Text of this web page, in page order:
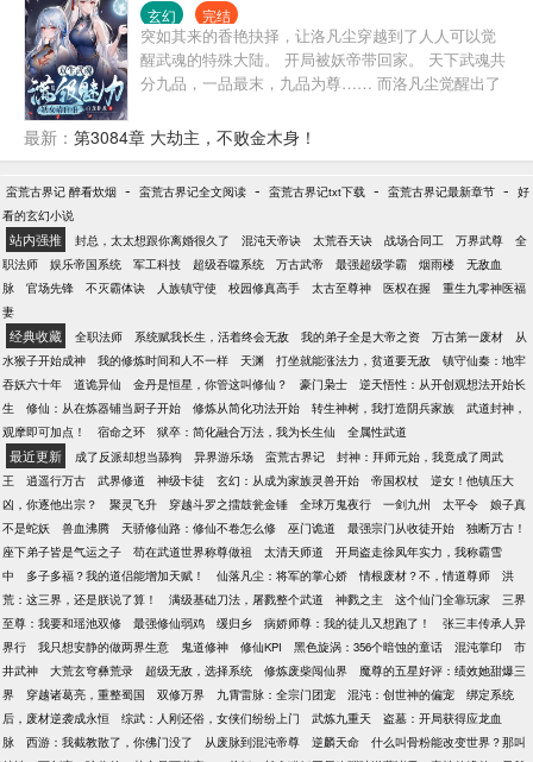
玄幻 完结
突如其来的香艳抉择，让洛凡尘穿越到了人人可以觉
醒武魂的特殊大陆。 开局被妖帝带回家。 天下武魂共
分九品，一品最末，九品为尊…… 而洛凡尘觉醒出了
八品，九品？ 抱歉，那只是凡人的极限…… 本书又
名： 当撩术惊人的一代情感大师，突然拥有了满级外
仙姿玉骨? 满级魅力?
最新： 第3084章 大劫主，不败金木身！
蛮荒古界记 醉看炊烟 - 蛮荒古界记全文阅读 - 蛮荒古界记txt下载 - 蛮荒古界记最新章节 - 好
看的玄幻小说
站内强推 封总，太太想跟你离婚很久了 混沌天帝诀 太荒吞天诀 战场合同工 万界武尊
全
职法师
娱乐帝国系统 军工科技 超级吞噬系统 万古武帝 最强超级学霸 烟雨楼
无敌血
脉
官场先锋 不灭霸体诀 人族镇守使 校园修真高手 太古至尊神 医权在握
重生九零神医福
妻
经典收藏 全职法师 系统赋我长生，活着终会无敌 我的弟子全是大帝之资 万古第一废材
从
水猴子开始成神
我的修炼时间和人不一样 天渊 打坐就能涨法力，贫道要无敌
镇守仙秦：地牢
吞妖六十年
道诡异仙 金丹是恒星，你管这叫修仙？ 豪门枭士
逆天悟性：从开创观想法开始长
生
修仙：从在炼器铺当厨子开始 修炼从简化功法开始 转生神树，我打造阴兵家族
武道封神，
观摩即可加点！
宿命之环 狱卒：简化融合万法，我为长生仙 全属性武道
最近更新 成了反派却想当舔狗 异界游乐场 蛮荒古界记
封神：拜师元始，我竟成了周武
王
逍遥行万古 武界修道 神级卡徒 玄幻：从成为家族灵兽开始 帝国权杖
逆女！他镇压大
凶，你逐他出宗？
聚灵飞升 穿越斗罗之擂鼓瓮金锤 全球万鬼夜行 一剑九州 太平令
娘子真
不是蛇妖
兽血沸腾 天骄修仙路：修仙不卷怎么修 巫门诡道 最强宗门从收徒开始
独断万古！
座下弟子皆是气运之子
苟在武道世界称尊做祖 太清天师道
开局盗走徐凤年实力，我称霸雪
中
多子多福？我的道侣能增加天赋！ 仙落凡尘：将军的掌心娇 情根废材？不，情道尊师
洪
荒：这三界，还是朕说了算！
满级基础刀法，屠戮整个武道 神戮之主 这个仙门全靠玩家
三界
至尊：我要和瑶池双修
最强修仙弱鸡 缓归乡 病娇师尊：我的徒儿又想跑了！
张三丰传承人异
界行
我只想安静的做两界生意 鬼道修神 修仙KPI 黑色旋涡：356个暗蚀的童话 混沌掌印
市
井武神
大荒玄穹彝荒录 超级无敌，选择系统 修炼废柴闯仙界
魔尊的五星好评：绩效她甜爆三
界
穿越诸葛亮，重整蜀国 双修万界 九霄雷脉：全宗门团宠 混沌：创世神的偏宠
绑定系统
后，废材逆袭成永恒
综武：人刚还俗，女侠们纷纷上门 武炼九重天
盗墓：开局获得应龙血
脉
西游：我截教散了，你佛门没了 从废脉到混沌帝尊 逆麟天命
什么叫骨粉能改变世界？那叫